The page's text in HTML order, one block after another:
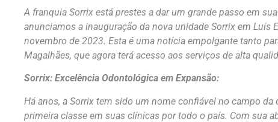
A franquia Sorrix está prestes a dar um grande passo em
anunciamos a inauguração da nova unidade Sorrix em Luís
novembro de 2023. Esta é uma notícia empolgante tanto
Magalhães, que agora terá acesso aos serviços de alta
Sorrix: Excelência Odontológica em Expansão:
Há anos, a Sorrix tem sido um nome confiável no campo
primeira classe em suas clínicas por todo o país. Com sua